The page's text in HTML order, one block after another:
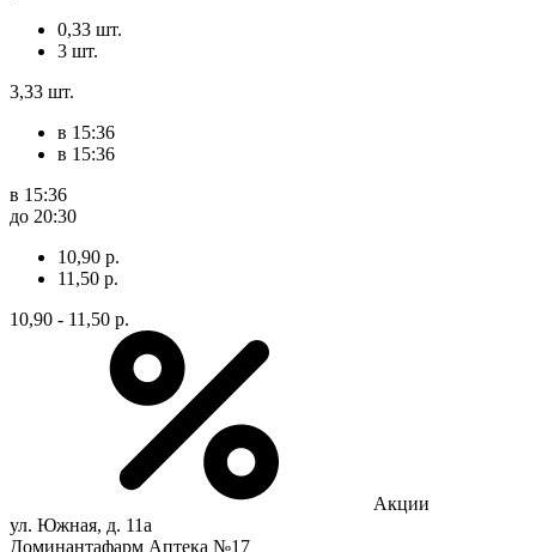
0,33 шт.
3 шт.
3,33 шт.
в 15:36
в 15:36
в 15:36
до 20:30
10,90 р.
11,50 р.
10,90 - 11,50 р.
Акции
ул. Южная, д. 11а
Доминантафарм Аптека №17